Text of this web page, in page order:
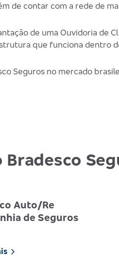
contar com a rede de
de uma Ouvidoria de
que funciona dentro
Seguros no mercado
Bradesco
Auto/Re
de Seguros